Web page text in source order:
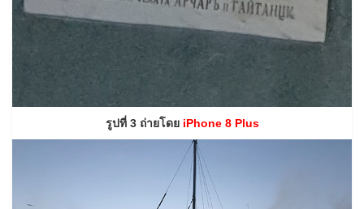
รูปที่ 3 ถ่ายโดย iPhone 8 Plus